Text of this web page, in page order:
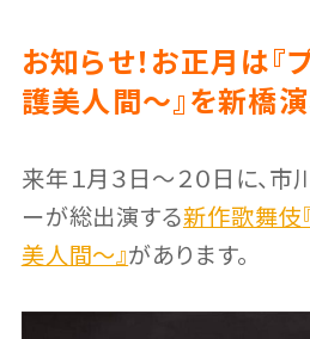
お知らせ！お正月は
護美人間～』を新橋
来年１月３日〜２０日に、市
ーが総出演する新作歌舞伎
美人間～』があります。